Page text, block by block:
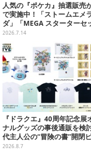
人気の『ポケカ』抽選販売
で実施中！「ストームエメ
ダ」「MEGA スターターセ
x」各種の全4商品
2026.7.14
『ドラクエ』40周年記念展
ナルグッズの事後通販を検
代主人公の“冒険の書”開閉
をはじめ、ユニークなＴシャ
2026.8.7